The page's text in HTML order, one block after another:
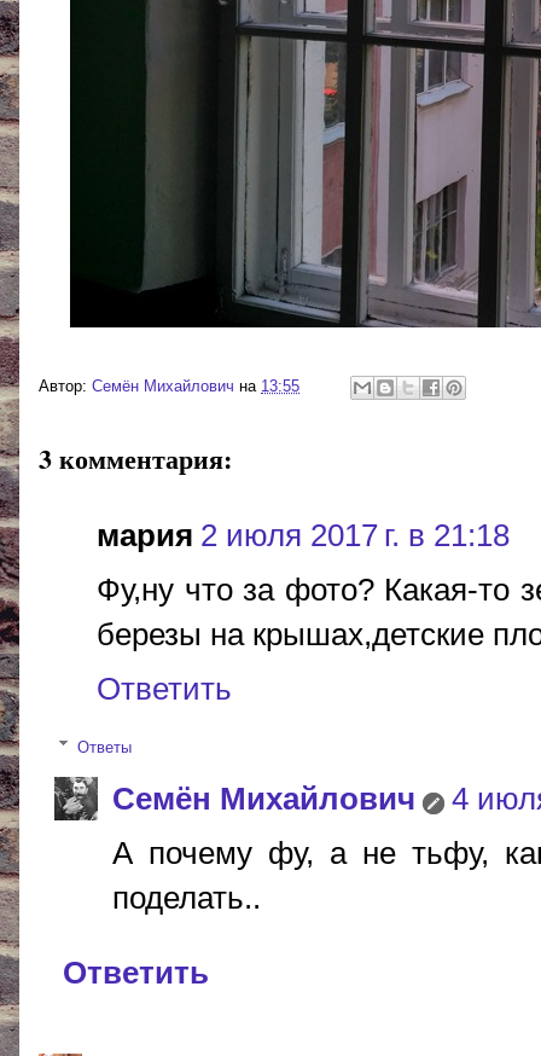
Автор: Cемён Михайлович на 13:55
3 комментария:
мария 2 июля 2017 г. в 21:18
Фу,ну что за фото? Какая-то
березы на крышах,детские
Ответить
Ответы
Cемён Михайлович
4
А почему фу, а не тьфу,
поделать..
Ответить